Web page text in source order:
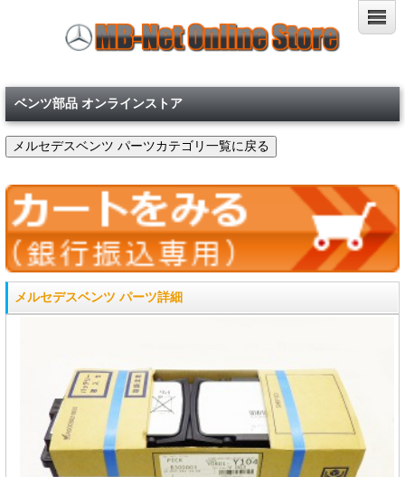
ベンツ部品 オンラインストア
メルセデスベンツ パーツ詳細